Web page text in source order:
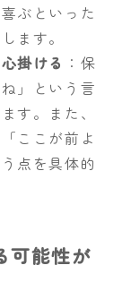
ぶといった
ます。
掛ける ：保
」という言
す。また、
ここが前よ
点を具体的
可能性が